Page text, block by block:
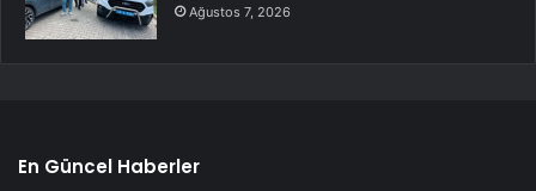
Ağustos 7, 2026
En Güncel Haberler